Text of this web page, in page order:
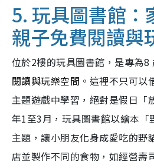
5. 玩具圖書館：
親子免費閱讀與
位於2樓的玩具圖書館，是專為8
閱讀與玩樂空間 。這裡不只可以
主題遊戲中學習，絕對是假日「
年1至3月，玩具圖書館以繪本「
主題，讓小朋友化身成愛吃的野
店並製作不同的食物，如經營壽